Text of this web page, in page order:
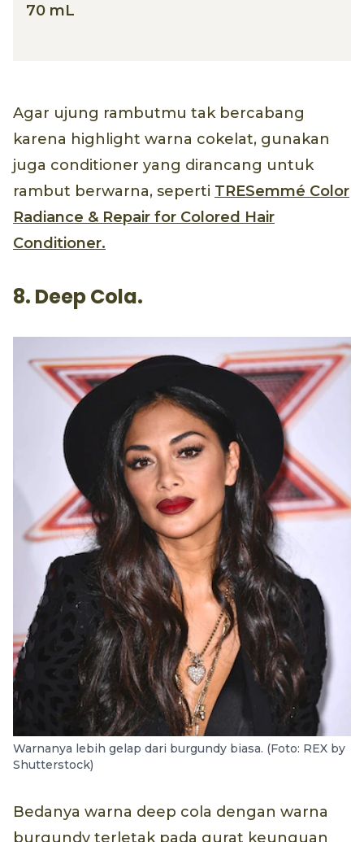
70 mL
Agar ujung rambutmu tak bercabang
karena highlight warna cokelat, gunakan
juga conditioner yang dirancang untuk
rambut berwarna, seperti TRESemmé Color
Radiance & Repair for Colored Hair
Conditioner.
8. Deep Cola.
Warnanya lebih gelap dari burgundy biasa. (Foto: REX by
Shutterstock)
Bedanya warna deep cola dengan warna
burgundy terletak pada gurat keunguan